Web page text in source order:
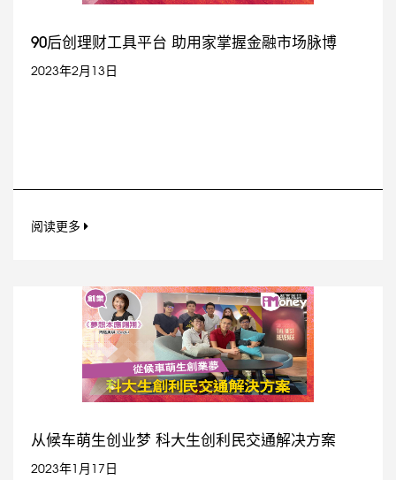
90后创理财工具平台 助用家掌握金融市场脉博
2023年2月13日
阅读更多
从候车萌生创业梦 科大生创利民交通解决方案
2023年1月17日